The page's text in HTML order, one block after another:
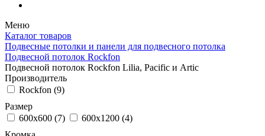
Меню
Каталог товаров
Подвесные потолки и панели для подвесного потолка
Подвесной потолок Rockfon
Подвесной потолок Rockfon Lilia, Pacific и Artic
Производитель
Rockfon (9)
Размер
600x600 (7) 600x1200 (4)